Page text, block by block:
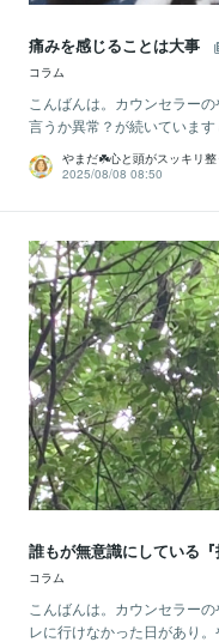
痛みを感じることは大事
コラム
こんばんは。カウンセラー
言うか異常？が続いていま
やまだ☘️心と頭がスッキリ整
2025/08/08 08:50
誰もが無意識にしている『
コラム
こんばんは。カウンセラー
レに行けなかった日があり